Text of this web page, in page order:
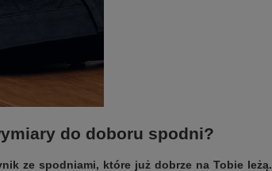
do doboru spodni?
ze spodniami, które już dobrze na Tobie leżą.